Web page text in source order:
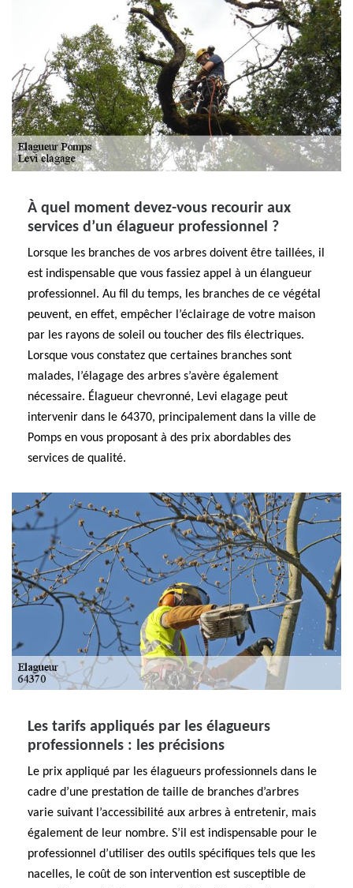
À quel moment devez-vous recourir aux
services d’un élagueur professionnel ?
Lorsque les branches de vos arbres doivent être taillées, il
est indispensable que vous fassiez appel à un élangueur
professionnel. Au fil du temps, les branches de ce végétal
peuvent, en effet, empêcher l’éclairage de votre maison
par les rayons de soleil ou toucher des fils électriques.
Lorsque vous constatez que certaines branches sont
malades, l’élagage des arbres s’avère également
nécessaire. Élagueur chevronné, Levi elagage peut
intervenir dans le 64370, principalement dans la ville de
Pomps en vous proposant à des prix abordables des
services de qualité.
Les tarifs appliqués par les élagueurs
professionnels : les précisions
Le prix appliqué par les élagueurs professionnels dans le
cadre d’une prestation de taille de branches d’arbres
varie suivant l’accessibilité aux arbres à entretenir, mais
également de leur nombre. S’il est indispensable pour le
professionnel d’utiliser des outils spécifiques tels que les
nacelles, le coût de son intervention est susceptible de